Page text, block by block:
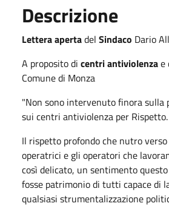
Descrizione
Lettera apertadel Sindaco Dario
A proposito di centri antiviolenzae
Comune di Monza
"Non sono intervenuto finora sulla
sui centri antiviolenza per Rispetto.
Il rispetto profondo che nutro
operatrici e gli operatori che
così delicato, un sentimento
fosse patrimonio di tutti capace di
qualsiasi strumentalizzazione